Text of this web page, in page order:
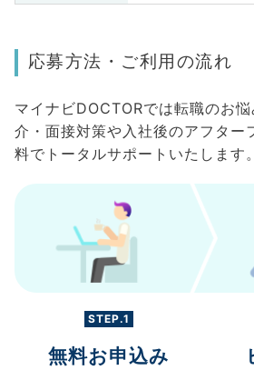
応募方法・ご利用の流れ
マイナビDOCTORでは転職のお
介・面接対策や入社後のアフター
料でトータルサポートいたします。
STEP.1
無料お申込み